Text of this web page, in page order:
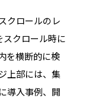
クロールのレ
スクロール時に
を横断的に検
上部には、集
導入事例、開